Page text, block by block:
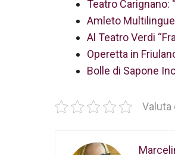
Teatro Carignano:
Amleto
Al Teatro Verdi
Operetta in
Bolle di Sapone
Valuta